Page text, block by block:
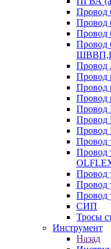
Провод
Провод
Провод
Провод
Провод
Провод
Провод
Провод
Провод
Провод
Провод
Провод
СИП
Тросы
Инструмент
Назад